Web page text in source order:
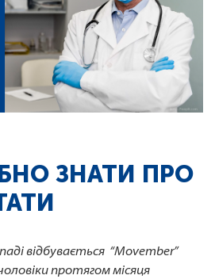
ЗНАТИ ПРО
відбувається “Movember”
протягом місяця